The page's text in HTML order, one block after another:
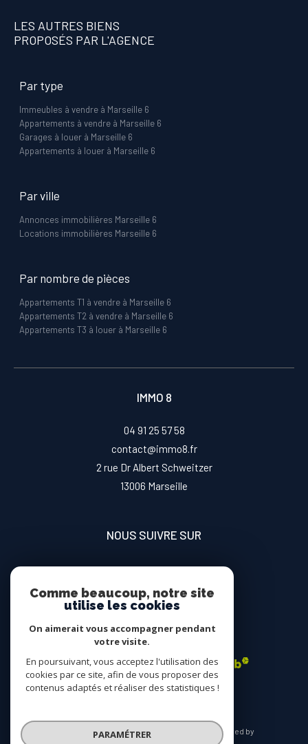
LES AUTRES BIENS
PROPOSÉS PAR L'AGENCE
Par type
Immeubles à vendre à Marseille 6
Appartements à vendre à Marseille 6
Garages à louer à Marseille 6
Appartements à louer à Marseille 6
Par ville
Annonces immobilières Marseille 6
Locations immobilières Marseille 6
Par nombre de pièces
Appartements T1 à vendre à Marseille 6
Appartements T2 à vendre à Marseille 6
Appartements T3 à louer à Marseille 6
IMMO 8
04 91 25 57 58
contact@immo8.fr
2 rue Dr Albert Schweitzer
13006
marseille
NOUS SUIVRE SUR
ADHÉRENTS
© 2026 | Tous droits réservés | Traduction powered by
Comme beaucoup, notre site
utilise les cookies
On aimerait vous accompagner pendant
votre visite.
En poursuivant, vous acceptez l'utilisation des
cookies par ce site, afin de vous proposer des
contenus adaptés et réaliser des statistiques !
PARAMÉTRER